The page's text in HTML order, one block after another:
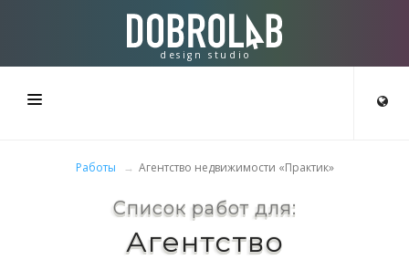
design studio
Работы Агентство недвижимости «Практик»
Список работ для:
Агентство